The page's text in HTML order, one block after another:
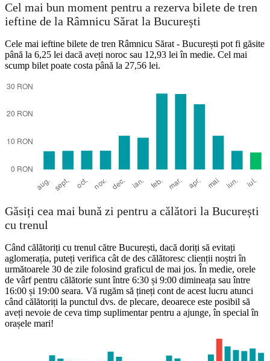
Cel mai bun moment pentru a rezerva bilete de tren
ieftine de la Râmnicu Sărat la București
Cele mai ieftine bilete de tren Râmnicu Sărat - București pot fi găsite
până la 6,25 lei dacă aveți noroc sau 12,93 lei în medie. Cel mai
scump bilet poate costa până la 27,56 lei.
Găsiți cea mai bună zi pentru a călători la București
cu trenul
Când călătoriți cu trenul către București, dacă doriți să evitați
aglomerația, puteți verifica cât de des călătoresc clienții noștri în
următoarele 30 de zile folosind graficul de mai jos. În medie, orele
de vârf pentru călătorie sunt între 6:30 și 9:00 dimineața sau între
16:00 și 19:00 seara. Vă rugăm să țineți cont de acest lucru atunci
când călătoriți la punctul dvs. de plecare, deoarece este posibil să
aveți nevoie de ceva timp suplimentar pentru a ajunge, în special în
orașele mari!